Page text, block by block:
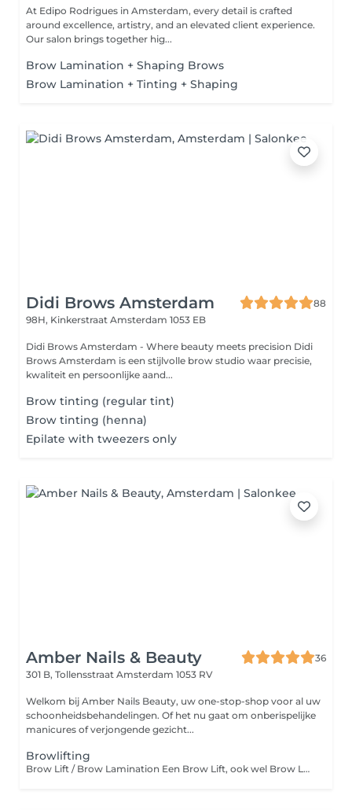
At Edipo Rodrigues in Amsterdam, every detail is crafted
around excellence, artistry, and an elevated client experience.
Our salon brings together hig...
Brow Lamination + Shaping Brows
Brow Lamination + Tinting + Shaping
Didi Brows Amsterdam
88
98H, Kinkerstraat Amsterdam 1053 EB
Didi Brows Amsterdam - Where beauty meets precision Didi
Brows Amsterdam is een stijlvolle brow studio waar precisie,
kwaliteit en persoonlijke aand...
Brow tinting (regular tint)
Brow tinting (henna)
Epilate with tweezers only
Amber Nails & Beauty
36
301 B, Tollensstraat Amsterdam 1053 RV
Welkom bij Amber Nails Beauty, uw one-stop-shop voor al uw
schoonheidsbehandelingen. Of het nu gaat om onberispelijke
manicures of verjongende gezicht...
Browlifting
Brow Lift / Brow Lamination Een Brow Lift, ook wel Brow Lamination genoemd, is een behandeling waarbij de wenkbrauwhaartjes in de gewenste richting worden geplaatst en gefixeerd. Hierdoor ogen de wenkbrauwen voller, strakker en perfect gestyled, met een natuurlijk gelift effect. Deze behandeling is ideaal voor wenkbrauwen met haartjes die naar beneden groeien, alle kanten op staan of wat meer volume en definitie kunnen gebruiken. Het resultaat blijft gemiddeld 4 tot 6 weken zichtbaar. Voordelen van een Brow Lift / Lamination: Geeft vollere en strakkere wenkbrauwen Brengt haartjes in de gewenste richting Creëert een gelift en verzorgd effect Geschikt voor dunne, stugge of eigenwijze wenkbrauwen Langdurig resultaat (46 weken) Belangrijk om te weten: Tijdens de menstruatie of bij hormonale schommelingen kan het resultaat soms iets minder sterk of minder lang houdbaar zijn. Dit verschilt per persoon en is volkomen normaal. Kom bij voorkeur zonder wenkbrauwmake-up naar je afspraak. Brow Lift / Brow Lamination A Brow Lift, also known as Brow Lamination, is a treatment that sets the brow hairs into the desired shape and direction. This creates fuller, smoother and more defined brows with a natural lifted look. It is perfect for brows with unruly, downward-growing or sparse hairs and enhances the natural brow shape. Results typically last 4 to 6 weeks. Benefits of a Brow Lift / Lamination: Creates fuller and more defined brows Sets brow hairs in the desired direction Gives a lifted, polished appearance Suitable for thin, coarse or unruly brows Long-lasting results (46 weeks) Please note: During menstruation or hormonal fluctuations, results may sometimes be slightly less strong or less long-lasting. This varies per person and is completely normal. Please arrive without brow makeup for best results.